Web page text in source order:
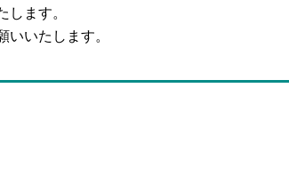
ます。
いたします。